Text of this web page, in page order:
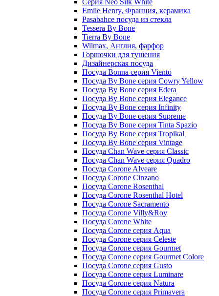
Cерия Neo Silk White
Emile Henry, Франция, керамика
Pasabahce посуда из стекла
Tessera By Bone
Tierra By Bone
Wilmax, Англия, фарфор
Горшочки для тушения
Дизайнерская посуда
Посуда Bonna серия Viento
Посуда By Bone серия Cowry Yellow
Посуда By Bone серия Edera
Посуда By Bone серия Elegance
Посуда By Bone серия Infinity
Посуда By Bone серия Supreme
Посуда By Bone серия Tinta Spazio
Посуда By Bone серия Tropikal
Посуда By Bone серия Vintage
Посуда Chan Wave серия Classic
Посуда Chan Wave серия Quadro
Посуда Corone Alveare
Посуда Corone Cinzano
Посуда Corone Rosenthal
Посуда Corone Rosenthal Hotel
Посуда Corone Sacramento
Посуда Corone Villy&Roy
Посуда Corone White
Посуда Corone серия Aqua
Посуда Corone серия Celeste
Посуда Corone серия Gourmet
Посуда Corone серия Gourmet Colore
Посуда Corone серия Gusto
Посуда Corone серия Luminare
Посуда Corone серия Natura
Посуда Corone серия Primavera